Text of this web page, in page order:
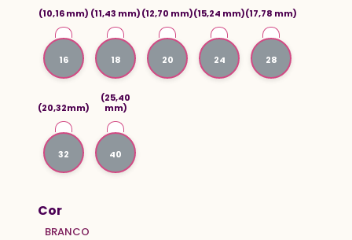
R$ 14,31
através
R$ 93,35
(10,16 mm)
16
(11,43 mm)
18
(12,70 mm)
20
(15,24 mm)
24
(17,78 mm)
28
(20,32mm)
32
(25,40
mm)
40
Cor
BRANCO